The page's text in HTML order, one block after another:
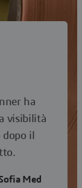
ha
visibilità
il
Med